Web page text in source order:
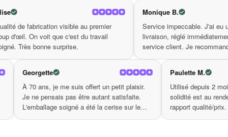
, favorisant la paix intérieure et
l’équilibre émotionnel.
Personnalisation : Portez-le seul pour une touche
discrète ou associez-le à d’autres bracelets pour créer un
style personnelqui vous ressemble.
Accessibilité : Ce bijou élégant est également très
abordable, ce qui en fait un cadeau réfléchi pour vos
proches ou un bien-être pour vous-même.
Imaginez-vous portant ce bracelet pierre de lune grise
naturelle, attirant tous les regards et suscitant l’admiration. Que
ce soit pour une occasion spéciale ou pour égayer votre
fabrication visible au premier
On voit que c'est du travail
bonne surprise.
Monique B.
Service impeccable. J'ai eu un
livraison, réglé immédiatement par le
service client. Je recommande.
Georgette
À 70 ans, je me suis offert un petit plaisir.
Je ne pensais pas être autant satisfaite.
L'emballage soigné a été la cerise sur le
gâteau.
Paulette M.
Utilisé
solidité est
rapport